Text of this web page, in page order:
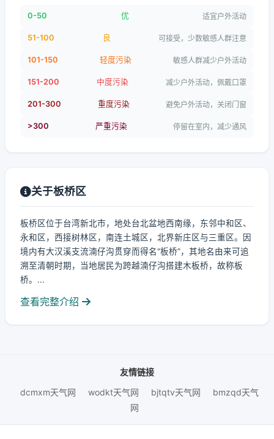
0-50 优 适宜户外活动
51-100 良 可接受，少数敏感人群注意
101-150 轻度污染 敏感人群减少户外活动
151-200 中度污染 减少户外活动，佩戴口罩
201-300 重度污染 避免户外活动，关闭门窗
>300 严重污染 停留在室内，减少通风
关于板桥区
板桥区位于台湾新北市，地处台北盆地西南缘，东邻中和区、
永和区，西接树林区，南连土城区，北界新庄区与三重区。因
境内有大汉溪支流湳仔沟贯穿而得名“板桥”，其地名由来可追
溯至清朝时期，当地居民为跨越湳仔沟搭建木板桥，故称板
桥。...
查看完整介绍
友情链接
dcmxm天气网
wodkt天气网 bjtqtv天气网
bmzqd天气
网